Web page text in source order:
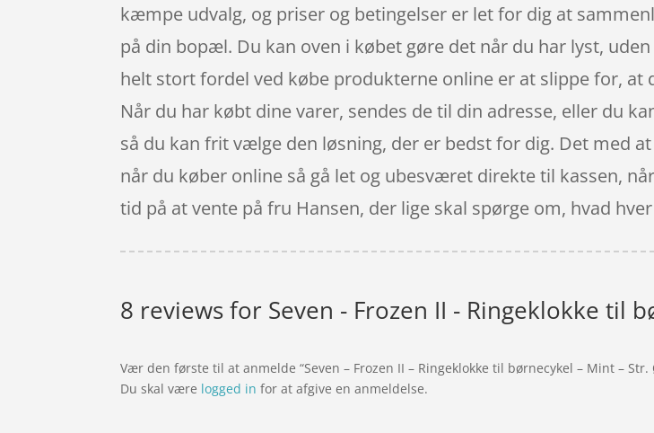
kæmpe udvalg, og priser og betingelser er let for dig at
på din bopæl. Du kan oven i købet gøre det når du har lyst,
helt stort fordel ved købe produkterne online er at slippe for, at
Når du har købt dine varer, sendes de til din adresse, eller du
så du kan frit vælge den løsning, der er bedst for dig. Det med
når du køber online så gå let og ubesværet direkte til kassen,
tid på at vente på fru Hansen, der lige skal spørge om, hvad
8 reviews for Seven - Frozen II - Ringeklokke til
Vær den første til at anmelde “Seven – Frozen II – Ringeklokke til børnecykel – Mint – Str.
Du skal være logged in for at afgive en anmeldelse.